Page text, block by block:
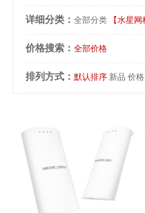
详细分类： 全部分类 【水星
价格搜索： 全部价格
排列方式： 默认排序 新品 价